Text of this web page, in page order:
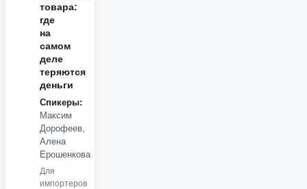
товара:
где
на
самом
деле
теряются
деньги
Спикеры:
Максим
Дорофеев,
Алена
Ерошенкова
Для
импортеров